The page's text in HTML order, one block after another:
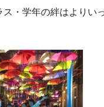
・学年の絆はよりい